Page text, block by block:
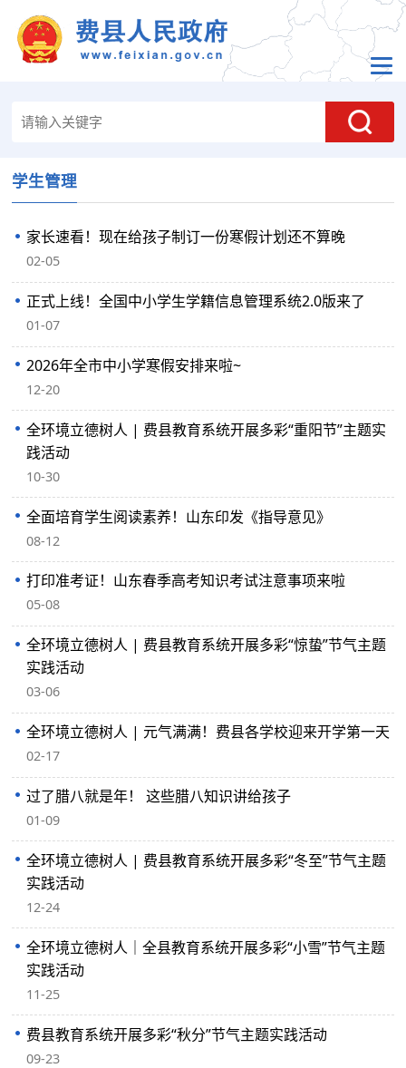
学生管理
家长速看！现在给孩子制订一份寒假计划还不算晚
02-05
正式上线！全国中小学生学籍信息管理系统2.0版来了
01-07
2026年全市中小学寒假安排来啦~
12-20
全环境立德树人 | 费县教育系统开展多彩“重阳节”主题实
践活动
10-30
全面培育学生阅读素养！山东印发《指导意见》
08-12
打印准考证！山东春季高考知识考试注意事项来啦
05-08
全环境立德树人 | 费县教育系统开展多彩“惊蛰”节气主题
实践活动
03-06
全环境立德树人 | 元气满满！费县各学校迎来开学第一天
02-17
过了腊八就是年！ 这些腊八知识讲给孩子
01-09
全环境立德树人 | 费县教育系统开展多彩“冬至”节气主题
实践活动
12-24
全环境立德树人｜全县教育系统开展多彩“小雪”节气主题
实践活动
11-25
费县教育系统开展多彩“秋分”节气主题实践活动
09-23